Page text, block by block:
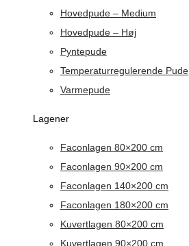
Hovedpude – Medium
Hovedpude – Høj
Pyntepude
Temperaturregulerende Pude
Varmepude
Lagener
Faconlagen 80×200 cm
Faconlagen 90×200 cm
Faconlagen 140×200 cm
Faconlagen 180×200 cm
Kuvertlagen 80×200 cm
Kuvertlagen 90×200 cm